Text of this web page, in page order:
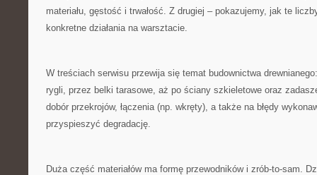
materiału, gęstość i trwałość. Z drugiej – pokazujemy, jak te
konkretne działania na warsztacie.
W treściach serwisu przewija się temat budownictwa
rygli, przez belki tarasowe, aż po ściany szkieletowe oraz
dobór przekrojów, łączenia (np. wkręty), a także na błędy
przyspieszyć degradację.
Duża część materiałów ma formę przewodników i zrób-to-sam.